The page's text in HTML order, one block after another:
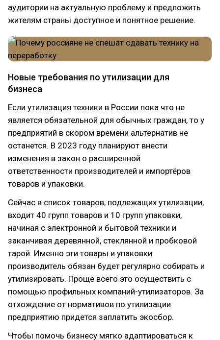
аудитории на актуальную проблему и предложить
жителям страны доступное и понятное решение.
Новые требования по утилизации для
бизнеса
Если утилизация техники в России пока что не
является обязательной для обычных граждан, то у
предприятий в скором времени альтернатив не
останется. В 2023 году планируют внести
изменения в закон о расширенной
ответственности производителей и импортёров
товаров и упаковки.
Сейчас в список товаров, подлежащих утилизации,
входит 40 групп товаров и 10 групп упаковки,
начиная с электронной и бытовой техники и
заканчивая деревянной, стеклянной и пробковой
тарой. Именно эти товары и упаковки
производитель обязан будет регулярно собирать и
утилизировать. Проще всего это осуществить с
помощью профильных компаний-утилизаторов. За
отхождение от нормативов по утилизации
предприятию придется заплатить экосбор.
Чтобы помочь бизнесу мягко адаптироваться к